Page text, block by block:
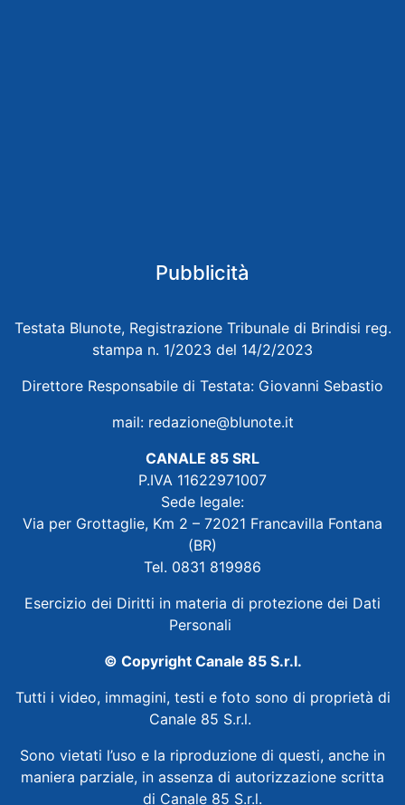
Pubblicità
Testata Blunote, Registrazione Tribunale di Brindisi reg.
stampa n. 1/2023 del 14/2/2023
Direttore Responsabile di Testata: Giovanni Sebastio
mail: redazione@blunote.it
CANALE 85 SRL
P.IVA 11622971007
Sede legale:
Via per Grottaglie, Km 2 – 72021 Francavilla Fontana
(BR)
Tel. 0831 819986
Esercizio dei Diritti in materia di protezione dei Dati
Personali
© Copyright Canale 85 S.r.l.
Tutti i video, immagini, testi e foto sono di proprietà di
Canale 85 S.r.l.
Sono vietati l’uso e la riproduzione di questi, anche in
maniera parziale, in assenza di autorizzazione scritta
di Canale 85 S.r.l.